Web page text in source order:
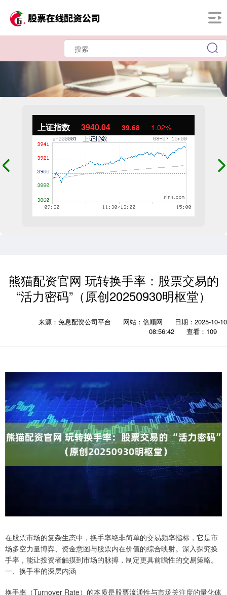
上证指数 3940.04 39.68 1.02%
熊猫配资官网 玩转换手率：股票交易的
“活力密码”（原创20250930明枢堂）
来源：免息配资公司平台 网站：倍顺网
日期：2025-10-10
08:56:42
查看：109
在股票市场的复杂生态中，换手率绝非简单的交易频率指标，它是市
场多空力量博弈、资金意图与股票内在价值的综合映射。深入探究换
手率，能让投资者触摸到市场的脉搏，制定更具前瞻性的交易策略。
一、换手率的深层内涵
换手率（Turnover Rate）的本质是股票流通性与市场关注度的量化体